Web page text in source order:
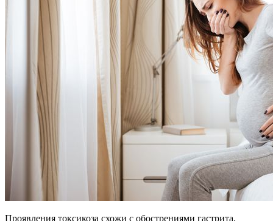
Проявления токсикоза схожи с обострениями гастрита,